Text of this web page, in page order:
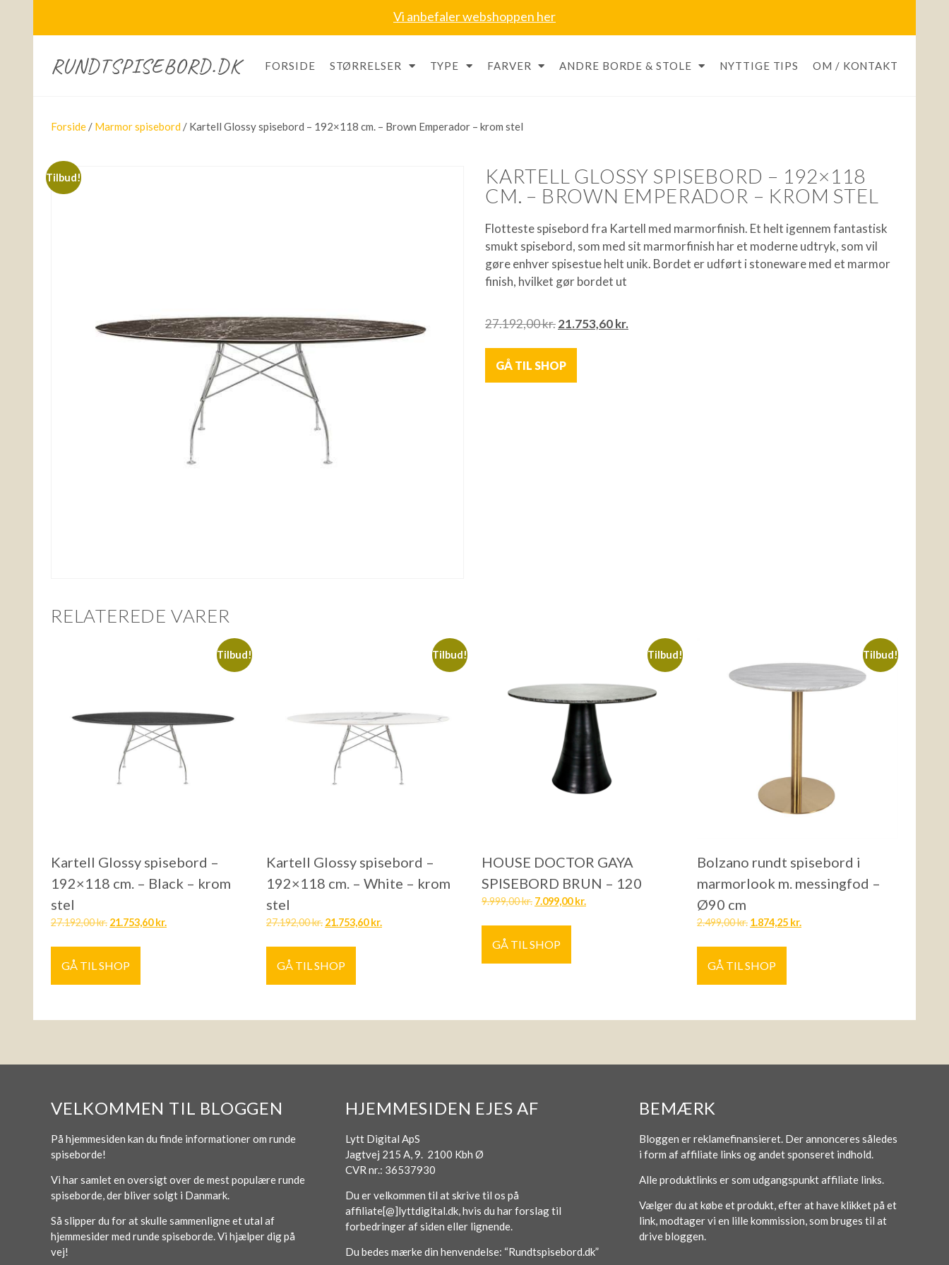
Vi anbefaler webshoppen her
RUNDTSPISEBORD.DK FORSIDE STØRRELSER TYPE FARVER ANDRE BORDE & STOLE NYTTIGE TIPS OM / KONTAKT
Forside / Marmor spisebord / Kartell Glossy spisebord – 192×118 cm. – Brown Emperador – krom stel
Tilbud!
KARTELL GLOSSY SPISEBORD – 192×118
CM. – BROWN EMPERADOR – KROM STEL
Flotteste spisebord fra Kartell med marmorfinish. Et helt igennem fantastisk
smukt spisebord, som med sit marmorfinish har et moderne udtryk, som vil
gøre enhver spisestue helt unik. Bordet er udført i stoneware med et marmor
finish, hvilket gør bordet ut
27.192,00kr.21.753,60kr.
GÅ TIL SHOP
RELATEREDE VARER
Tilbud!
Kartell Glossy spisebord –
192×118 cm. – Black – krom
stel
27.192,00kr. 21.753,60kr.
GÅ TIL SHOP
Tilbud!
Kartell Glossy spisebord –
192×118 cm. – White – krom
stel
27.192,00kr. 21.753,60kr.
GÅ TIL SHOP
Tilbud!
HOUSE DOCTOR GAYA
SPISEBORD BRUN – 120
9.999,00kr. 7.099,00kr.
GÅ TIL SHOP
Tilbud!
Bolzano rundt spisebord i
marmorlook m. messingfod –
Ø90 cm
2.499,00kr. 1.874,25 kr.
GÅ TIL SHOP
VELKOMMEN TIL BLOGGEN
På hjemmesiden kan du finde informationer om runde
spiseborde!
Vi har samlet en oversigt over de mest populære runde
spiseborde, der bliver solgt i Danmark.
Så slipper du for at skulle sammenligne et utal af
hjemmesider med runde spiseborde. Vi hjælper dig på
vej!
HJEMMESIDEN EJES AF
Lytt Digital ApS
Jagtvej 215 A, 9. 2100 Kbh Ø
CVR nr.: 36537930
Du er velkommen til at skrive til os på
affiliate[@]lyttdigital.dk, hvis du har forslag til
forbedringer af siden eller lignende.
Du bedes mærke din henvendelse: “Rundtspisebord.dk”
BEMÆRK
Bloggen er reklamefinansieret. Der annonceres således
i form af affiliate links og andet sponseret indhold.
Alle produktlinks er som udgangspunkt affiliate links.
Vælger du at købe et produkt, efter at have klikket på et
link, modtager vi en lille kommission, som bruges til at
drive bloggen.